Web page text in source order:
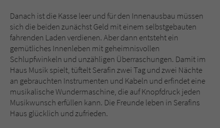
Danach ist die Kasse leer und für den Innenausbau müssen
sich die beiden zunächst Geld mit einem selbstgebauten
fahrenden Laden verdienen. Aber dann entsteht ein
gemütliches Innenleben mit geheimnisvollen
Schlupfwinkeln und unzähligen Überraschungen. Damit im
Haus Musik spielt, tüftelt Serafin zwei Tag und zwei Nächte
an gebrauchten Instrumenten und Kabeln und erfindet eine
musikalische Wundermaschine, die auf Knopfdruck jeden
Musikwunsch erfüllen kann. Die Freunde leben in Serafins
Haus glücklich und zufrieden.